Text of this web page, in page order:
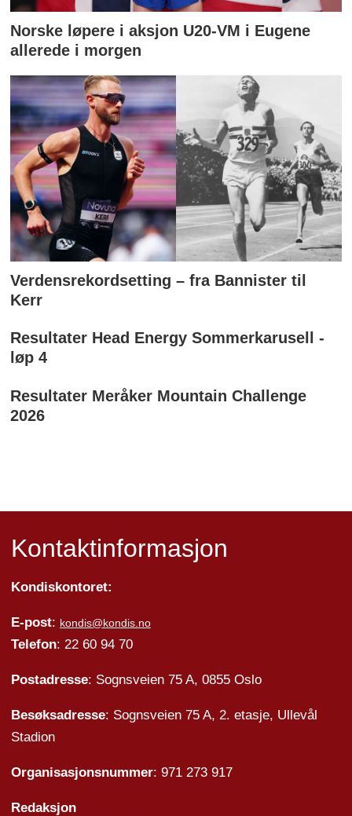
Norske løpere i aksjon U20-VM i Eugene
allerede i morgen
Verdensrekordsetting – fra Bannister til
Kerr
Resultater Head Energy Sommerkarusell -
løp 4
Resultater Meråker Mountain Challenge
2026
Kontaktinformasjon
Kondiskontoret:
E-post: kondis@kondis.no
Telefon: 22 60 94 70
Postadresse: Sognsveien 75 A, 0855 Oslo
Besøksadresse: Sognsveien 75 A, 2. etasje, Ullevål
Stadion
Organisasjonsnummer: 971 273 917
Redaksjon